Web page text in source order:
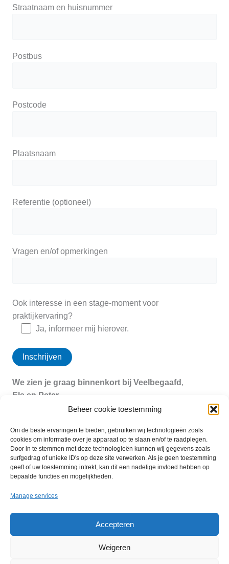
Beheer cookie toestemming
Om de beste ervaringen te bieden, gebruiken wij technologieën zoals
cookies om informatie over je apparaat op te slaan en/of te raadplegen.
Door in te stemmen met deze technologieën kunnen wij gegevens zoals
surfgedrag of unieke ID's op deze site verwerken. Als je geen toestemming
geeft of uw toestemming intrekt, kan dit een nadelige invloed hebben op
bepaalde functies en mogelijkheden.
Manage services
Accepteren
Weigeren
Straatnaam en huisnummer
Postbus
Postcode
Plaatsnaam
Referentie (optioneel)
Vragen en/of opmerkingen
Ook interesse in een stage-moment voor
praktijkervaring?
Ja, informeer mij hierover.
We zien je graag binnenkort bij Veelbegaafd ,
Els en Peter
The program for multitalented people with the will to excel.
Privacyverklaring
Gegevensverwerking